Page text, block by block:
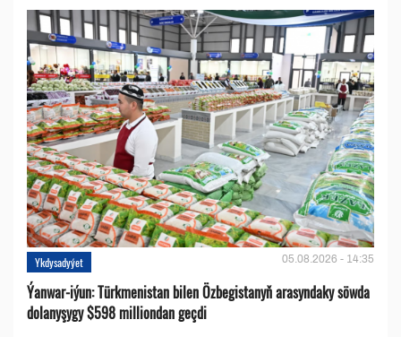
Ykdysadyýet 05.08.2026 - 14:35
Ýanwar-iýun: Türkmenistan bilen Özbegistanyň arasyndaky söwda
dolanyşygy $598 milliondan geçdi